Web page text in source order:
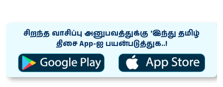
சிறந்த வாசிப்பு அனுபவத்துக்கு ‘இந்து தமிழ்
திசை App-ஐ பயன்படுத்துக..!